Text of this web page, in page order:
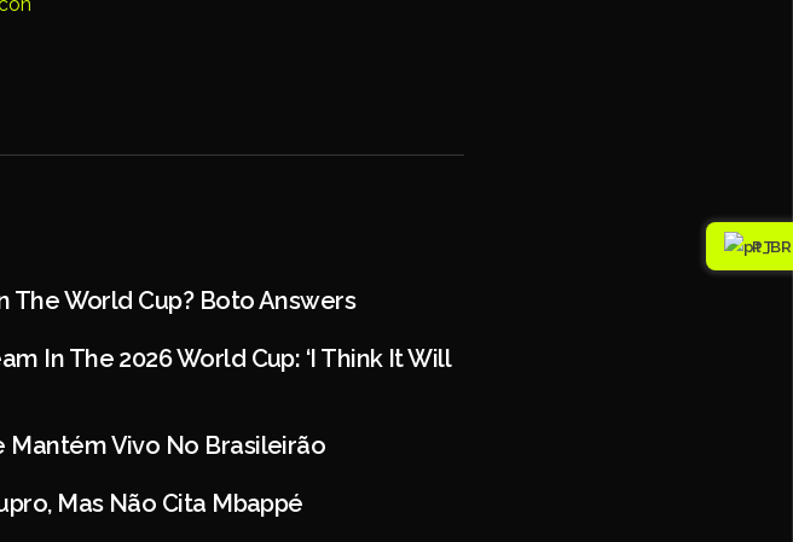
The World Cup? Boto Answers
In The 2026 World Cup: ‘I Think It Will
Mantém Vivo No Brasileirão
Mas Não Cita Mbappé
PT